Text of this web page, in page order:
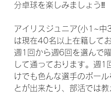
分卓球を楽しみましょう‼
アイリスジュニア(小1~中
は現在40名以上在籍してお
週1回から週6回を選んで
して通っております。週1
けでも色んな選手のボール
とが出来たり、部活では教